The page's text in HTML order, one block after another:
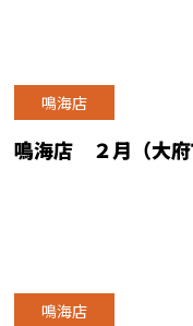
鳴海店 ２月（大府
鳴海店
鳴海店